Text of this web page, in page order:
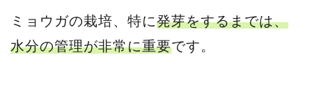
ミョウガの栽培、特に発芽をするまでは、
水分の管理が非常に重要です。